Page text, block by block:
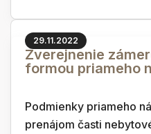
29.11.2022
Zverejnenie
formou priameho
Podmienky priameho
prenájom časti